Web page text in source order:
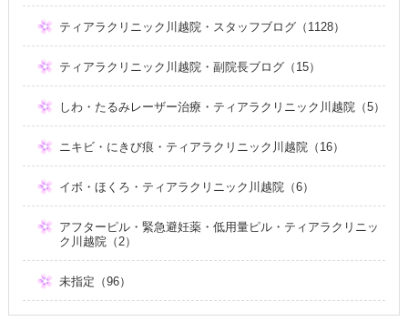
ティアラクリニック川越院・スタッフブログ（1128）
ティアラクリニック川越院・副院長ブログ（15）
しわ・たるみレーザー治療・ティアラクリニック川越院（5）
ニキビ・にきび痕・ティアラクリニック川越院（16）
イボ・ほくろ・ティアラクリニック川越院（6）
アフターピル・緊急避妊薬・低用量ピル・ティアラクリニッ
ク川越院（2）
未指定（96）